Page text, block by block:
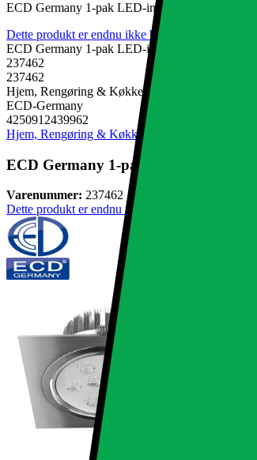
ECD Germany 1-pak LED-indbygget spotlight
Dette produkt er endnu ikke blevet bedømt.
ECD Germany 1-pak LED-indbygget spotlight
237462
237462
Hjem, Rengøring & Køkkenudstyr, El &
ECD-Germany
4250912439962
Hjem, Rengøring & Køkkenudstyr
ECD Germany 1-pak LED-indbygget
Varenummer: 237462
Dette produkt er endnu ikke blevet bedømt.